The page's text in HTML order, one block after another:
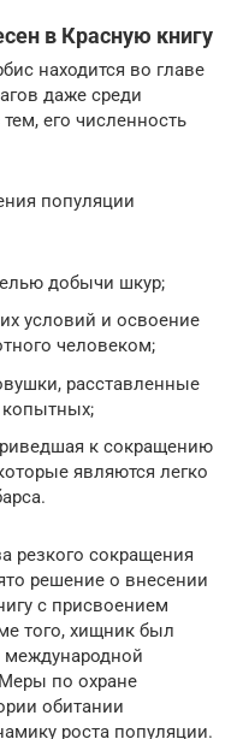
в Красную книгу
находится во главе
даже среди
его численность
популяции
добычи шкур;
условий и освоение
человеком;
расставленные
копытных;
к сокращению
являются легко
резкого сокращения
решение о внесении
с присвоением
того, хищник был
международной
по охране
обитании
роста популяции.